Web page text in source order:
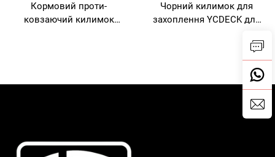
Кормовий проти-
ковзаючий килимок
Чорний килимок для
захоплення YCDECK для
серфінг, SUP, скімборд